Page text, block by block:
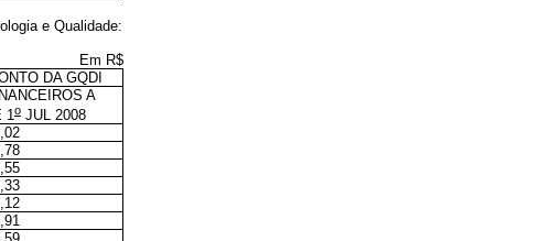
e Qualidade:
Em R$
DA GQDI
A
1o JUL 2008